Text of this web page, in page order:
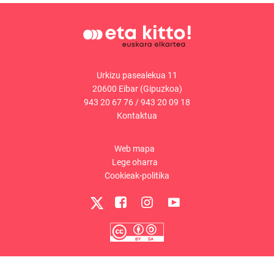
Urkizu pasealekua 11
20600 Eibar (Gipuzkoa)
943 20 67 76 /943 20 09 18
Kontaktua
Web mapa
Lege oharra
Cookieak-politika